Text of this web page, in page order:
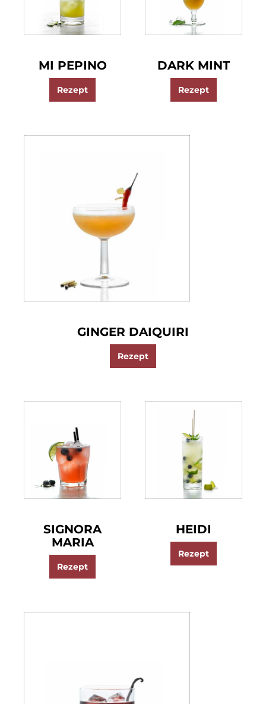
MI PEPINO
Rezept
DARK MINT
Rezept
GINGER DAIQUIRI
Rezept
SIGNORA
MARIA
Rezept
HEIDI
Rezept